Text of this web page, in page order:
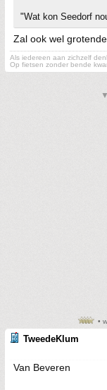
"Wat kon Seedorf
Zal ook wel
Als iedereen aan zichzelf
Op fietsen zonder bende
•
TweedeKlum
Van Beveren